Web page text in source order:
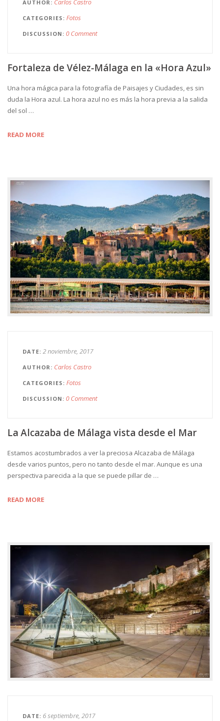
AUTHOR
CATEGORIES Fotos
DISCUSSION 0 Comment
Fortaleza de Vélez-Málaga en la «Hora Azul»
Una hora mágica para la fotografía de Paisajes y Ciudades, es sin
duda la Hora azul. La hora azul no es más la hora previa a la salida
del sol …
READ MORE
DATE 2 noviembre, 2017
AUTHOR Carlos Castro
CATEGORIES Fotos
DISCUSSION 0 Comment
La Alcazaba de Málaga vista desde el Mar
Estamos acostumbrados a ver la preciosa Alcazaba de Málaga
desde varios puntos, pero no tanto desde el mar. Aunque es una
perspectiva parecida a la que se puede pillar de …
READ MORE
DATE 6 septiembre, 2017